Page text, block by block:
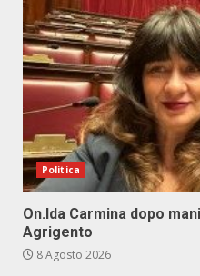
Politica
On.Ida Carmina dopo
Agrigento
8 Agosto 2026